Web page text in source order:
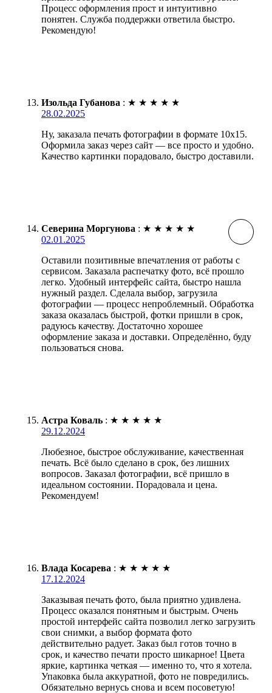
Процесс оформления прост и интуитивно
понятен. Служба поддержки ответила быстро.
Рекомендую!
Изольда Губанова : ★ ★ ★ ★ ★
28.02.2025
Ну, заказала печать фотографии в формате 10х15.
Оформила заказ через сайт — все просто и удобно.
Качество картинки порадовало, быстро доставили.
Северина Моргунова : ★ ★ ★ ★ ★
02.01.2025
Оставили позитивные впечатления от работы с
сервисом. Заказала распечатку фото, всё прошло
легко. Удобный интерфейс сайта, быстро нашла
нужный раздел. Сделала выбор, загрузила
фотографии — процесс непроблемный. Обработка
заказа оказалась быстрой, фотки пришли в срок,
радуюсь качеству. Достаточно хорошее
оформление заказа и доставки. Определённо, буду
пользоваться снова.
Астра Коваль : ★ ★ ★ ★ ★
29.12.2024
Любезное, быстрое обслуживание, качественная
печать. Всё было сделано в срок, без лишних
вопросов. Заказал фотографии, всё пришло в
идеальном состоянии. Порадовала и цена.
Рекомендуем!
Влада Косарева : ★ ★ ★ ★ ★
17.12.2024
Заказывая печать фото, была приятно удивлена.
Процесс оказался понятным и быстрым. Очень
простой интерфейс сайта позволил легко загрузить
свои снимки, а выбор формата фото
действительно радует. Заказ был готов точно в
срок, и качество печати просто шикарное! Цвета
яркие, картинка четкая — именно то, что я хотела.
Упаковка была аккуратной, фото не повредились.
Обязательно вернусь снова и всем посоветую!